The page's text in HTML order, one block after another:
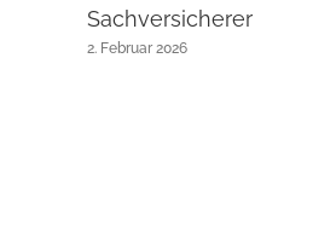
Sachversicherer
2. Februar 2026